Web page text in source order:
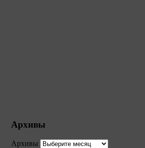
Архивы
Архивы